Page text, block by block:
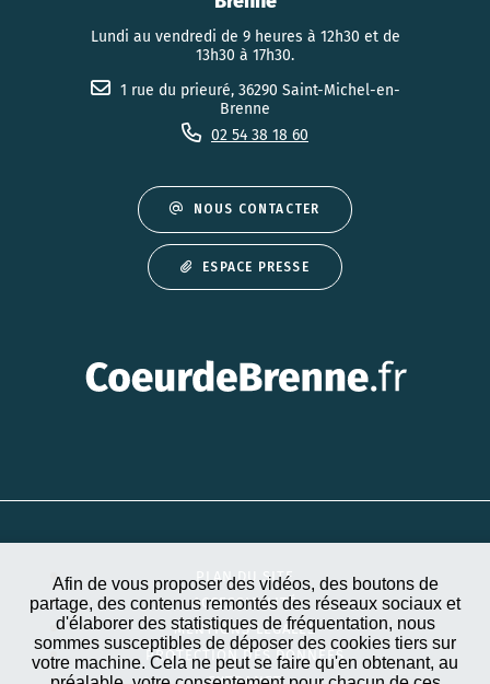
Afin de vous proposer des vidéos, des boutons de
partage, des contenus remontés des réseaux sociaux et
d'élaborer des statistiques de fréquentation, nous
sommes susceptibles de déposer des cookies tiers sur
votre machine. Cela ne peut se faire qu'en obtenant, au
Lundi au vendredi de 9 heures à 12h30 et de
13h30 à 17h30.
1 rue du prieuré, 36290 Saint-Michel-en-
Brenne
02 54 38 18 60
NOUS CONTACTER
ESPACE PRESSE
PLAN DU SITE
ACCESSIBILITÉ
MENTIONS LÉGALES
PROTECTION DES DONNÉES